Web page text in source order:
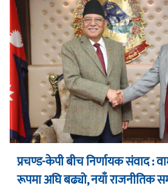
प्रचण्ड-केपी बीच निर्णायक संवाद :
रूपमा अघि बढ्यो, नयाँ